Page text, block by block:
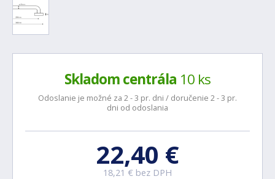
Skladom centrála 10 ks
Odoslanie je možné za 2 - 3 pr. dni / doručenie 2 - 3 pr.
dni od odoslania
22,40 €
18,21 € bez DPH